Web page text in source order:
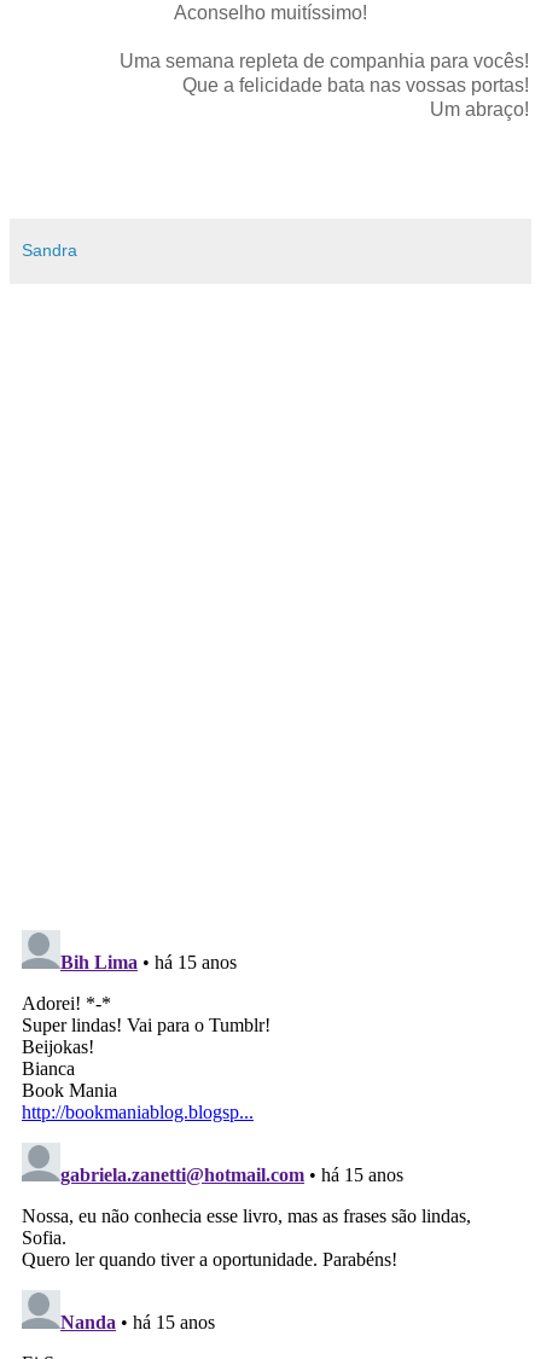
Aconselho muitíssimo!
Uma semana repleta de companhia para vocês!
Que a felicidade bata nas vossas portas!
Um abraço!
Sandra